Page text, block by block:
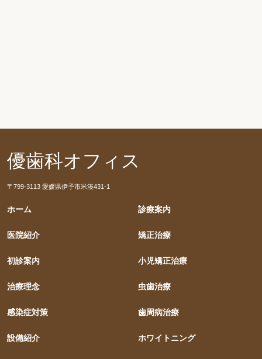
優歯科オフィス
〒799-3113 愛媛県伊予市米湊431-1
ホーム
医院紹介
初診案内
治療理念
感染症対策
設備紹介
診療案内
矯正治療
小児矯正治療
虫歯治療
歯周病治療
ホワイトニング